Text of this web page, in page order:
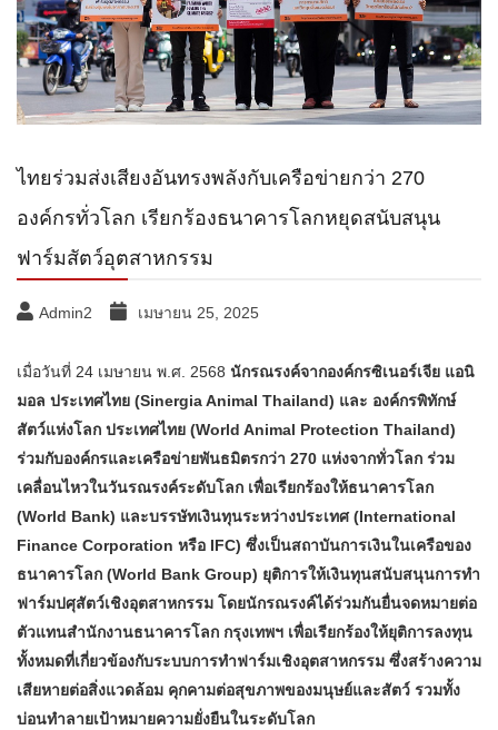
ไทยร่วมส่งเสียงอันทรงพลังกับเครือข่ายกว่า 270
องค์กรทั่วโลก เรียกร้องธนาคารโลกหยุดสนับสนุน
ฟาร์มสัตว์อุตสาหกรรม
Admin2 เมษายน 25, 2025
เมื่อวันที่ 24 เมษายน พ.ศ. 2568 นักรณรงค์จากองค์กรซิเนอร์เจีย แอนิ
มอล ประเทศไทย (Sinergia Animal Thailand) และ องค์กรพิทักษ์
สัตว์แห่งโลก ประเทศไทย (World Animal Protection Thailand)
ร่วมกับองค์กรและเครือข่ายพันธมิตรกว่า 270 แห่งจากทั่วโลก ร่วม
เคลื่อนไหวในวันรณรงค์ระดับโลก เพื่อเรียกร้องให้ธนาคารโลก
(World Bank) และบรรษัทเงินทุนระหว่างประเทศ (International
Finance Corporation หรือ IFC) ซึ่งเป็นสถาบันการเงินในเครือของ
ธนาคารโลก (World Bank Group) ยุติการให้เงินทุนสนับสนุนการทำ
ฟาร์มปศุสัตว์เชิงอุตสาหกรรม โดยนักรณรงค์ได้ร่วมกันยื่นจดหมายต่อ
ตัวแทนสำนักงานธนาคารโลก กรุงเทพฯ เพื่อเรียกร้องให้ยุติการลงทุน
ทั้งหมดที่เกี่ยวข้องกับระบบการทำฟาร์มเชิงอุตสาหกรรม ซึ่งสร้างความ
เสียหายต่อสิ่งแวดล้อม คุกคามต่อสุขภาพของมนุษย์และสัตว์ รวมทั้ง
บ่อนทำลายเป้าหมายความยั่งยืนในระดับโลก